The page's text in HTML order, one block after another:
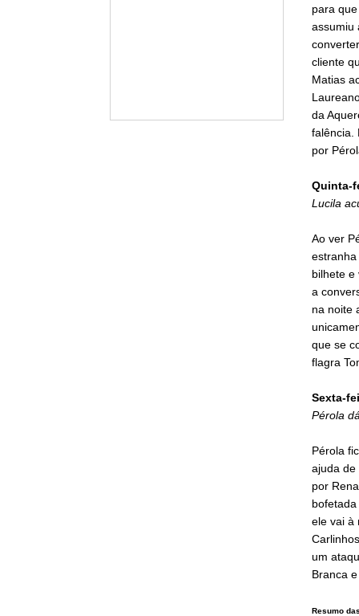
para
assumiu
cliente
Matias
da
falência.
por
Quinta-
Lucila
Ao ver
bilhete e
a
na noite
que se
flagra
Sexta-
Pérola
Pérola
ajuda de
por
ele vai à
um
Branca
Resumo